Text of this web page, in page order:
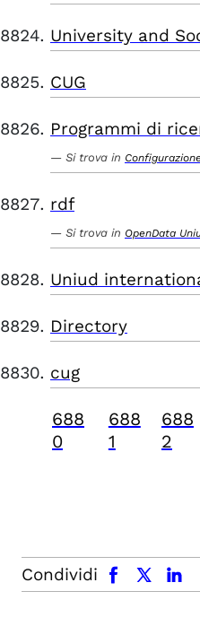
University and
CUG
Programmi di
Si trova in
rdf
Si trova in OpenData
Uniud
Directory
cug
688
0
688
1
688
2
Condividi
facebook x.com linkedin